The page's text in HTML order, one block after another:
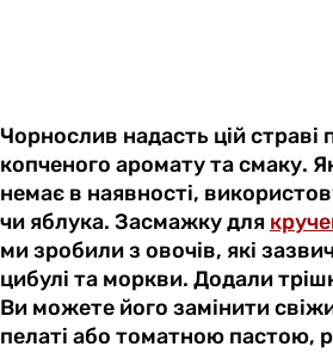
Чорнослив надасть цій страві
копченого аромату та смаку.
немає в наявності,
чи яблука. Засмажку для
ми зробили з овочів, які
цибулі та моркви. Додали
Ви можете його замінити
пелаті або томатною пастою,